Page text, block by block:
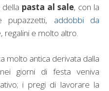
pasta al sale, con la
pupazzetti, addobbi da
regalini e molto altro.
molto antica derivata dalla
giorni di festa veniva
i pregi di lavorare la